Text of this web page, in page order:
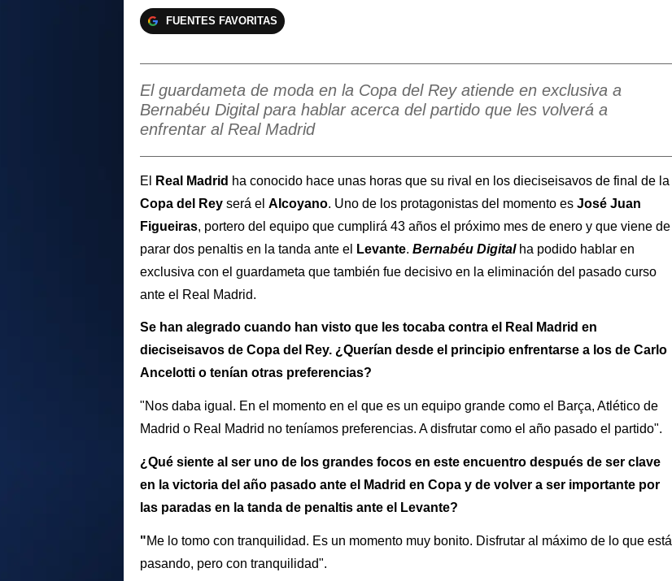
FUENTES FAVORITAS
El guardameta de moda en la Copa del Rey atiende en exclusiva a
Bernabéu Digital para hablar acerca del partido que les volverá a
enfrentar al Real Madrid
El Real Madrid ha conocido hace unas horas que su rival en los dieciseisavos de final de la
Copa del Rey será el Alcoyano. Uno de los protagonistas del momento es José Juan
Figueiras, portero del equipo que cumplirá 43 años el próximo mes de enero y que viene de
parar dos penaltis en la tanda ante el
Levante. Bernabéu Digitalha podido hablar en
exclusiva con el guardameta que también fue decisivo en la eliminación del pasado curso
ante el Real Madrid.
Se han alegrado cuando han visto que les tocaba contra el Real Madrid en
dieciseisavos de Copa del Rey. ¿Querían desde el principio enfrentarse a los de Carlo
Ancelotti o tenían otras preferencias?
"Nos daba igual. En el momento en el que es un equipo grande como el Barça, Atlético de
Madrid o Real Madrid no teníamos preferencias. A disfrutar como el año pasado el partido".
¿Qué siente al ser uno de los grandes focos en este encuentro después de ser clave
en la victoria del año pasado ante el Madrid en Copa y de volver a ser importante por
las paradas en la tanda de penaltis ante el Levante?
"Me lo tomo con tranquilidad. Es un momento muy bonito. Disfrutar al máximo de lo que está
pasando, pero con tranquilidad".